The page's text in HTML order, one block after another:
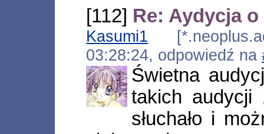
[112] Re: Aydycja
Kasumi1
03:28:24, odpowiedź na
Świetna
takich audycji
słuchało i